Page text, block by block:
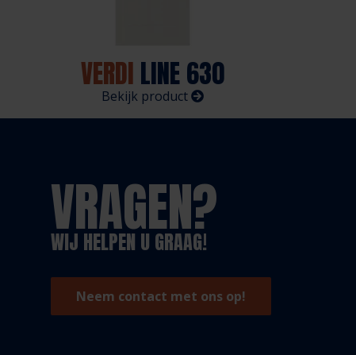
VERDI LINE 630
Bekijk product
VRAGEN?
WIJ HELPEN U GRAAG!
Neem contact met ons op!